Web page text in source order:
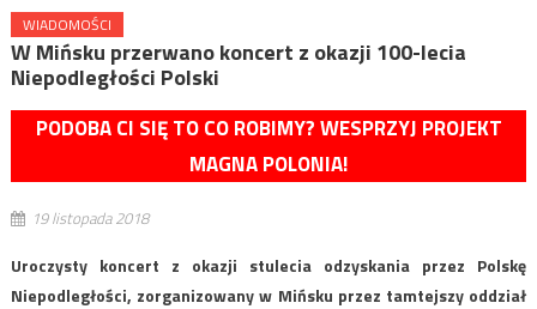
WIADOMOŚCI
W Mińsku przerwano koncert z okazji 100-lecia
Niepodległości Polski
PODOBA CI SIĘ TO CO ROBIMY? WESPRZYJ PROJEKT
MAGNA POLONIA!
19 listopada 2018
Uroczysty koncert z okazji stulecia odzyskania przez Polskę
Niepodległości, zorganizowany w Mińsku przez tamtejszy oddział